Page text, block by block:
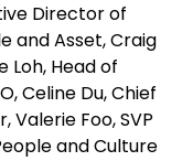
Director of
and Asset, Craig
Loh, Head of
Celine Du, Chief
Foo, SVP
and Culture